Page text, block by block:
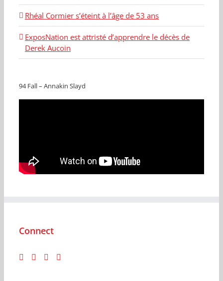
Rhéal Cormier s’éteint à l’âge de 53 ans
ExposNation est attristé d’apprendre le décès de
Derek Aucoin
94 Fall – Annakin Slayd
Connect